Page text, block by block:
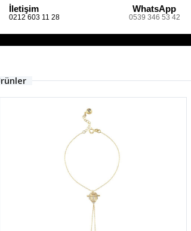
İletişim
0212 603 11 28
WhatsApp
0539 346 53 42